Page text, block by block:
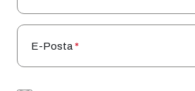
E-Posta*